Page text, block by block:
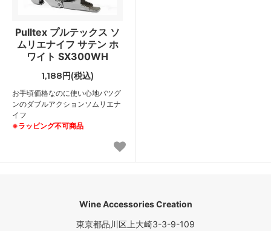
Pulltex プルテックス ソ
ムリエナイフ サテン ホ
ワイト SX300WH
1,188円(税込)
お手頃価格なのに使い心地バツグ
ンのダブルアクションソムリエナ
イフ
※ラッピング不可商品
Wine Accessories Creation
東京都品川区上大崎3-3-9-109